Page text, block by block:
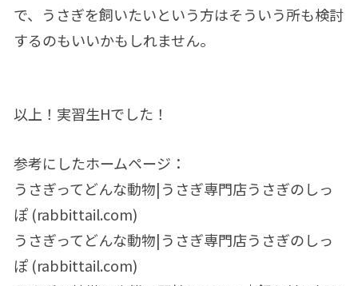
で、うさぎを飼いたいという方はそういう所も検討
するのもいいかもしれません。
以上！実習生Hでした！
参考にしたホームページ：
うさぎってどんな動物|うさぎ専門店うさぎのしっ
ぽ (rabbittail.com)
うさぎってどんな動物|うさぎ専門店うさぎのしっ
ぽ (rabbittail.com)